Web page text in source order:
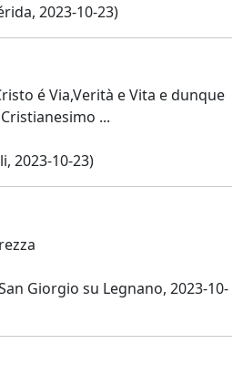
2023-10-23)
é Via,Verità e Vita e dunque
...
2023-10-23)
Giorgio su Legnano, 2023-10-